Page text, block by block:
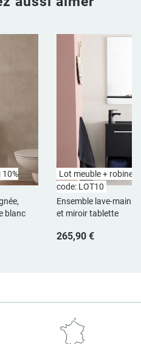
10%
blanc
Lot meuble + robinet
code: LOT10
Ensemble lave-mains
et miroir tablette
265,90 €